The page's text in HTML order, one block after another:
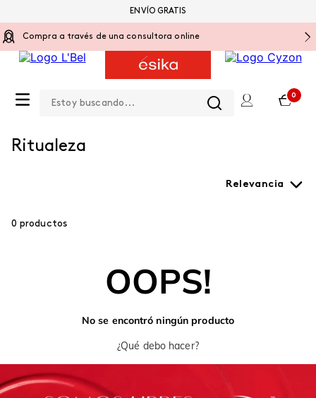
Compra a través de una consultora online
0
ENVÍO GRATIS
Cuidado Personal Lineas
Ritualeza
Relevancia
0 productos
OOPS!
No se encontró ningún producto
¿Qué debo hacer?